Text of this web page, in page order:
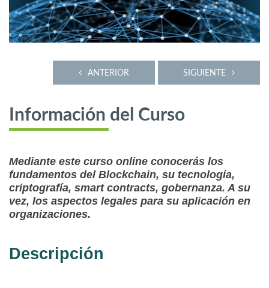
SIGUIENTE
ANTERIOR
Información del Curso
Mediante este curso online conocerás los
fundamentos del Blockchain, su tecnología,
criptografía, smart contracts, gobernanza. A su
vez, los aspectos legales para su aplicación en
organizaciones.
Descripción